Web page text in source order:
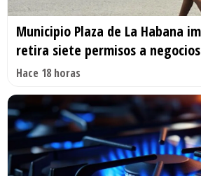
Municipio Plaza de La Habana
retira siete permisos a
Hace 18 horas